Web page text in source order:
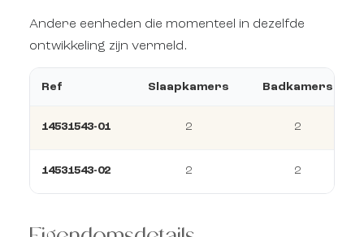
Andere eenheden die momenteel in dezelfde
ontwikkeling zijn vermeld.
Ref Slaapkamers Badkamers
14531543-01 2 2
14531543-02 2 2